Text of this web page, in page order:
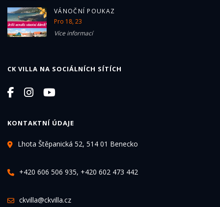
VÁNOČNÍ POUKAZ
Pro 18, 23
Více informací
CK VILLA NA SOCIÁLNÍCH SÍTÍCH
KONTAKTNÍ ÚDAJE
Lhota Štěpanická 52, 514 01 Benecko
+420 606 506 935, +420 602 473 442
ckvilla@ckvilla.cz